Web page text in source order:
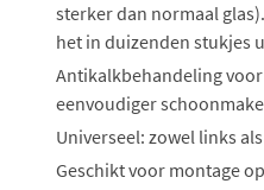
sterker dan normaal
het in duizenden stukjes
Antikalkbehandeling
eenvoudiger
Universeel: zowel links
Geschikt voor montage